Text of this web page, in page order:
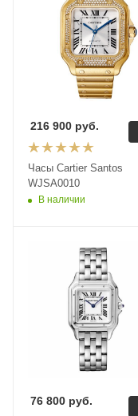
Часы Cartier Santos
WJSA0010
В наличии
216 900 руб.
76 800 руб.